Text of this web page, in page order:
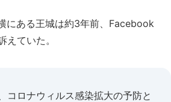
にある王城は約3年前、Facebook
えていた。
コロナウィルス感染拡大の予防と